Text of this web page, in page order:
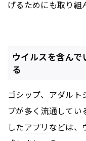
げるためにも取り組
ウイルスを含ん
る
ゴシップ、アダルト
プが多く流通してい
したアプリ などは、